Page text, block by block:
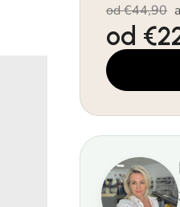
od €44,90
od
Jednotková